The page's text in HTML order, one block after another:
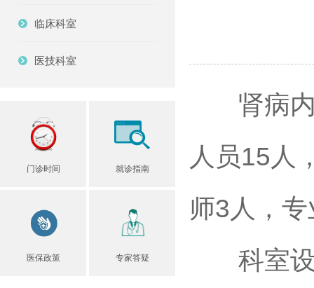
临床科室
医技科室
门诊时间 就诊指南
医保政策 专家答疑
肾病内
人员15人
师3人，
科室设